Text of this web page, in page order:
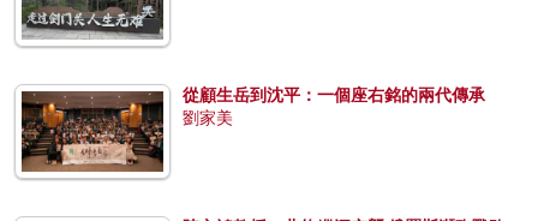
從顧生岳到沈平：一個座右銘的兩代傳承
劉家美